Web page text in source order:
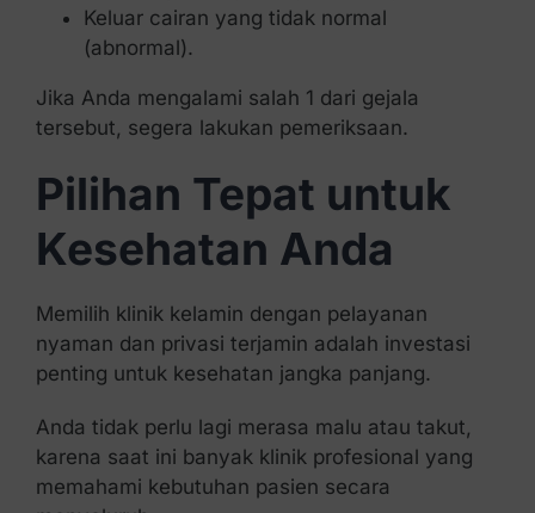
Keluar cairan yang tidak normal
(abnormal).
Jika Anda mengalami salah 1 dari gejala
tersebut, segera lakukan pemeriksaan.
Pilihan Tepat untuk
Kesehatan Anda
Memilih klinik kelamin dengan pelayanan
nyaman dan privasi terjamin adalah investasi
penting untuk kesehatan jangka panjang.
Anda tidak perlu lagi merasa malu atau takut,
karena saat ini banyak klinik profesional yang
memahami kebutuhan pasien secara